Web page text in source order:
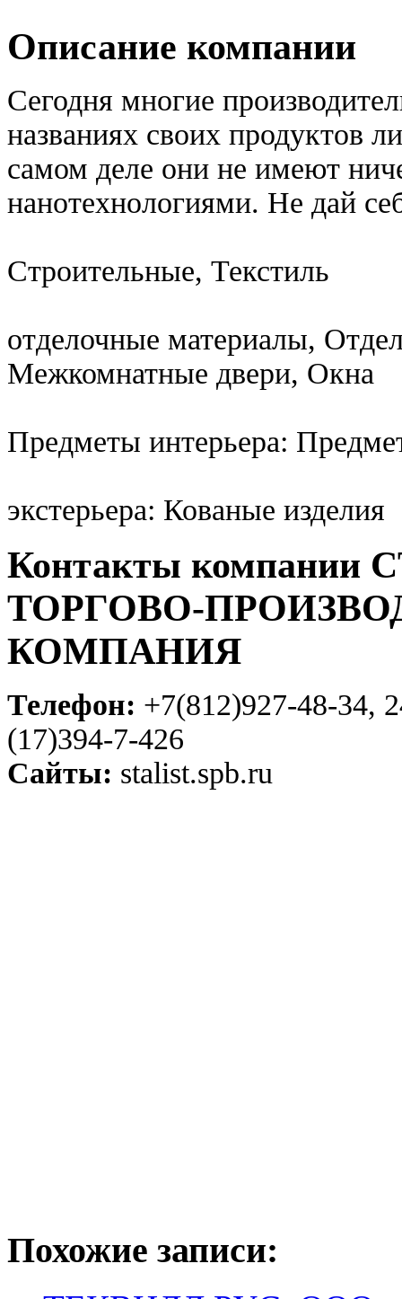
Описание компании
Сегодня многие
названиях своих продуктов
самом деле они не имеют
нанотехнологиями. Не дай
Строительные, Текстиль
отделочные материалы,
Межкомнатные двери, Окна
Предметы интерьера:
экстерьера: Кованые изделия
Контакты
ТОРГОВО-
КОМПАНИЯ
Телефон: +7(812)927-48-34,
(17)394-7-426
Сайты: stalist.spb.ru
Похожие записи: